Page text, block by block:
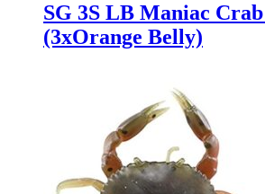
SG 3S LB Maniac
(3xOrange Belly)